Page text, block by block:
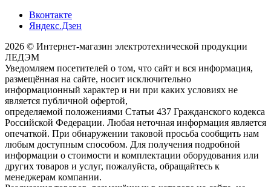
Вконтакте
Яндекс.Дзен
2026 © Интернет-магазин электротехнической продукции
ЛЕДЭМ
Уведомляем посетителей о том, что сайт и вся информация,
размещённая на сайте, носит исключительно
информационный характер и ни при каких условиях не
является публичной офертой,
определяемой положениями Статьи 437 Гражданского кодекса
Российской Федерации. Любая неточная информация является
опечаткой. При обнаружении таковой просьба сообщить нам
любым доступным способом. Для получения подробной
информации о стоимости и комплектации оборудования или
других товаров и услуг, пожалуйста, обращайтесь к
менеджерам компании.